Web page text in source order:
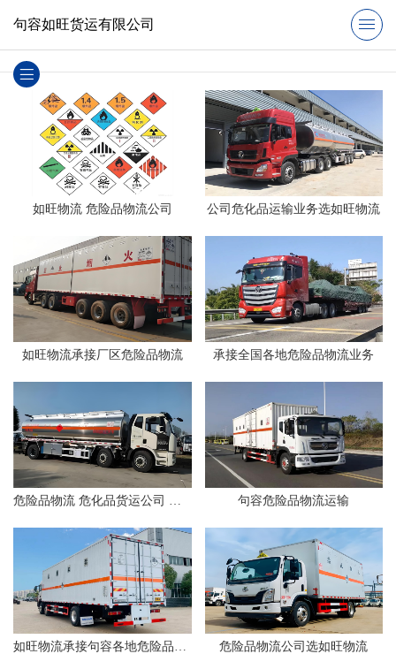
句容如旺货运有限公司
如旺物流 危险品物流公司 公司危化品运输业务选如旺物流
如旺物流承接厂区危险品物流 承接全国各地危险品物流业务
危险品物流 危化品货运公司 找如旺物流 句容危险品物流运输
如旺物流承接句容各地危险品运输业务 危险品物流公司选如旺物流